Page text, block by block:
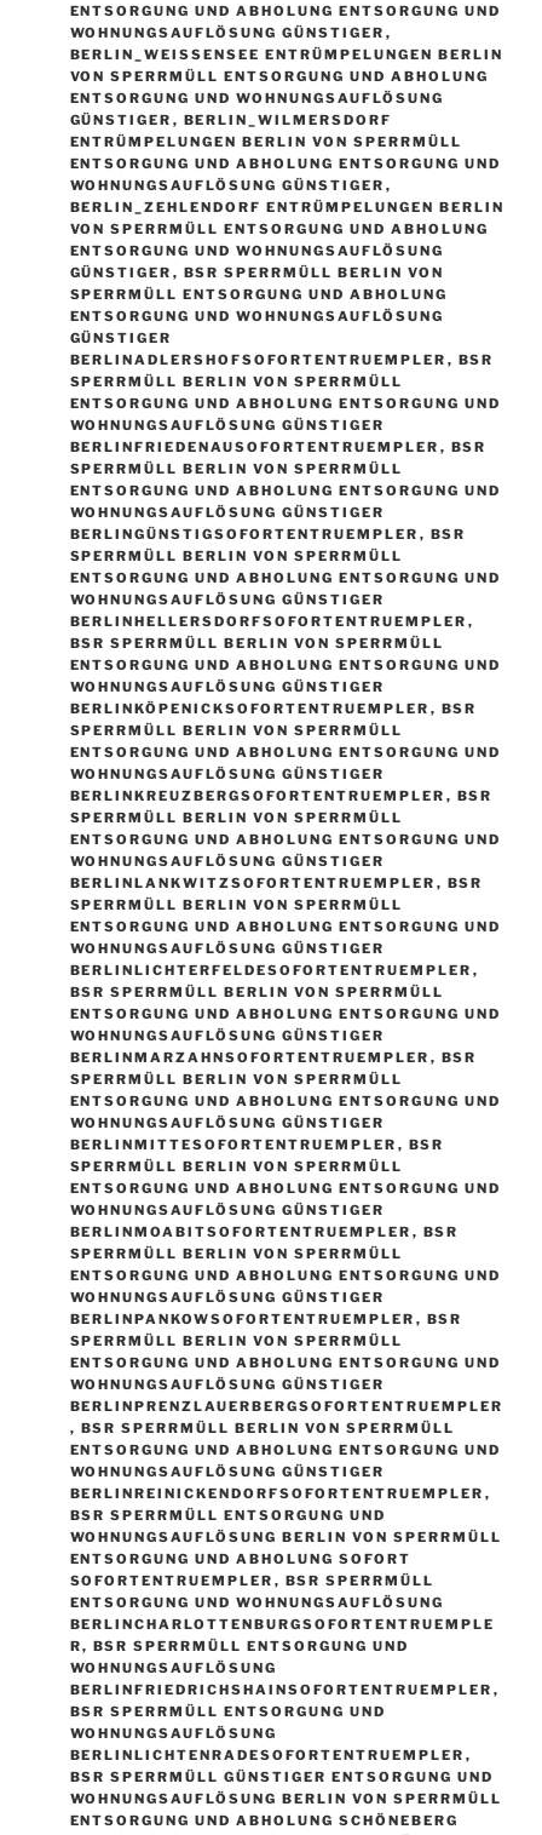
ENTSORGUNG UND ABHOLUNG ENTSORGUNG UND
WOHNUNGSAUFLÖSUNG GÜNSTIGER ,
BERLIN_WEISSENSEE ENTRÜMPELUNGEN BERLIN V
ON SPERRMÜLL ENTSORGUNG UND ABHOLUNG E
NTSORGUNG UND WOHNUNGSAUFLÖSUNG G
ÜNSTIGER
, BERLIN_WILMERSDORF
ENTRÜMPELUNGEN BERLIN VON SPERRMÜLL
ENTSORGUNG UND ABHOLUNG ENTSORGUNG UND
WOHNUNGSAUFLÖSUNG GÜNSTIGER ,
BERLIN_ZEHLENDORF ENTRÜMPELUNGEN BERLIN
VON SPERRMÜLL ENTSORGUNG UND ABHOLUNG
ENTSORGUNG UND WOHNUNGSAUFLÖSUNG
GÜNSTIGER , BSR SPERRMÜLL BERLIN VON
SPERRMÜLL ENTSORGUNG UND ABHOLUNG
ENTSORGUNG UND WOHNUNGSAUFLÖSUNG
GÜNSTIGER
BERLINADLERSHOFSOFORTENTRUEMPLER , BSR
SPERRMÜLL BERLIN VON SPERRMÜLL
ENTSORGUNG UND ABHOLUNG ENTSORGUNG UND
WOHNUNGSAUFLÖSUNG GÜNSTIGER
BERLINFRIEDENAUSOFORTENTRUEMPLER , BSR
SPERRMÜLL BERLIN VON SPERRMÜLL
ENTSORGUNG UND ABHOLUNG ENTSORGUNG UND
WOHNUNGSAUFLÖSUNG GÜNSTIGER
BERLINGÜNSTIGSOFORTENTRUEMPLER , BSR
SPERRMÜLL BERLIN VON SPERRMÜLL
ENTSORGUNG UND ABHOLUNG ENTSORGUNG UND
WOHNUNGSAUFLÖSUNG GÜNSTIGER
BERLINHELLERSDORFSOFORTENTRUEMPLER ,
BSR SPERRMÜLL BERLIN VON SPERRMÜLL
ENTSORGUNG UND ABHOLUNG ENTSORGUNG UND
WOHNUNGSAUFLÖSUNG GÜNSTIGER
BERLINKÖPENICKSOFORTENTRUEMPLER , BSR
SPERRMÜLL BERLIN VON SPERRMÜLL
ENTSORGUNG UND ABHOLUNG ENTSORGUNG UND
WOHNUNGSAUFLÖSUNG GÜNSTIGER
BERLINKREUZBERGSOFORTENTRUEMPLER , BSR
SPERRMÜLL BERLIN VON SPERRMÜLL
ENTSORGUNG UND ABHOLUNG ENTSORGUNG UND
WOHNUNGSAUFLÖSUNG GÜNSTIGER
BERLINLANKWITZSOFORTENTRUEMPLER , BSR
SPERRMÜLL BERLIN VON SPERRMÜLL
ENTSORGUNG UND ABHOLUNG ENTSORGUNG UND
WOHNUNGSAUFLÖSUNG GÜNSTIGER
BERLINLICHTERFELDESOFORTENTRUEMPLER ,
BSR SPERRMÜLL BERLIN VON SPERRMÜLL
ENTSORGUNG UND ABHOLUNG ENTSORGUNG UND
WOHNUNGSAUFLÖSUNG GÜNSTIGER
BERLINMARZAHNSOFORTENTRUEMPLER , BSR
SPERRMÜLL BERLIN VON SPERRMÜLL
ENTSORGUNG UND ABHOLUNG ENTSORGUNG UND
WOHNUNGSAUFLÖSUNG GÜNSTIGER
BERLINMITTESOFORTENTRUEMPLER , BSR
SPERRMÜLL BERLIN VON SPERRMÜLL
ENTSORGUNG UND ABHOLUNG ENTSORGUNG UND
WOHNUNGSAUFLÖSUNG GÜNSTIGER
BERLINMOABITSOFORTENTRUEMPLER , BSR
SPERRMÜLL BERLIN VON SPERRMÜLL
ENTSORGUNG UND ABHOLUNG ENTSORGUNG UND
WOHNUNGSAUFLÖSUNG GÜNSTIGER
BERLINPANKOWSOFORTENTRUEMPLER , BSR
SPERRMÜLL BERLIN VON SPERRMÜLL
ENTSORGUNG UND ABHOLUNG ENTSORGUNG UND
WOHNUNGSAUFLÖSUNG GÜNSTIGER
BERLINPRENZLAUERBERGSOFORTENTRUEMPLER
, BSR SPERRMÜLL BERLIN VON SPERRMÜLL
ENTSORGUNG UND ABHOLUNG ENTSORGUNG UND
WOHNUNGSAUFLÖSUNG GÜNSTIGER
BERLINREINICKENDORFSOFORTENTRUEMPLER ,
BSR SPERRMÜLL ENTSORGUNG UND
WOHNUNGSAUFLÖSUNG BERLIN VON SPERRMÜLL
ENTSORGUNG UND ABHOLUNG SOFORT
SOFORTENTRUEMPLER , BSR SPERRMÜLL
ENTSORGUNG UND WOHNUNGSAUFLÖSUNG
BERLINCHARLOTTENBURGSOFORTENTRUEMPLE
R, BSR SPERRMÜLL ENTSORGUNG UND
WOHNUNGSAUFLÖSUNG
BERLINFRIEDRICHSHAINSOFORTENTRUEMPLER ,
BSR SPERRMÜLL ENTSORGUNG UND
WOHNUNGSAUFLÖSUNG
BERLINLICHTENRADESOFORTENTRUEMPLER ,
BSR SPERRMÜLL GÜNSTIGER ENTSORGUNG UND
WOHNUNGSAUFLÖSUNG BERLIN VON SPERRMÜLL
ENTSORGUNG UND ABHOLUNG SCHÖNEBERG